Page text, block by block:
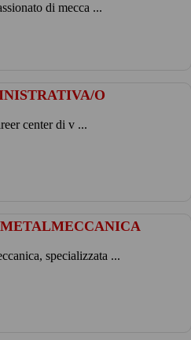
di mecca ...
O
center di v ...
specializzata ...